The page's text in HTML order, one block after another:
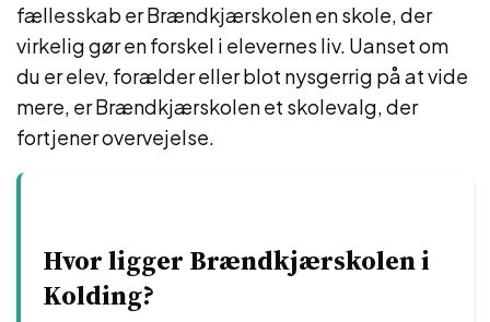
fællesskab er Brændkjærskolen en skole, der
virkelig gør en forskel i elevernes liv. Uanset om
du er elev, forælder eller blot nysgerrig på at vide
mere, er Brændkjærskolen et skolevalg, der
fortjener overvejelse.
Hvor ligger Brændkjærskolen i
Kolding?